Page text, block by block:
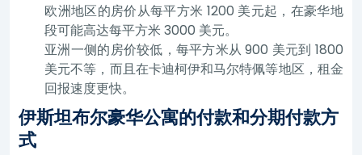
欧洲地区的房价从每平方米 1200 美元起，在豪华地
段可能高达每平方米 3000 美元。
亚洲一侧的房价较低，每平方米从 900 美元到 1800
美元不等，而且在卡迪柯伊和马尔特佩等地区，租金
回报速度更快。
伊斯坦布尔豪华公寓的付款和分期付款方
式